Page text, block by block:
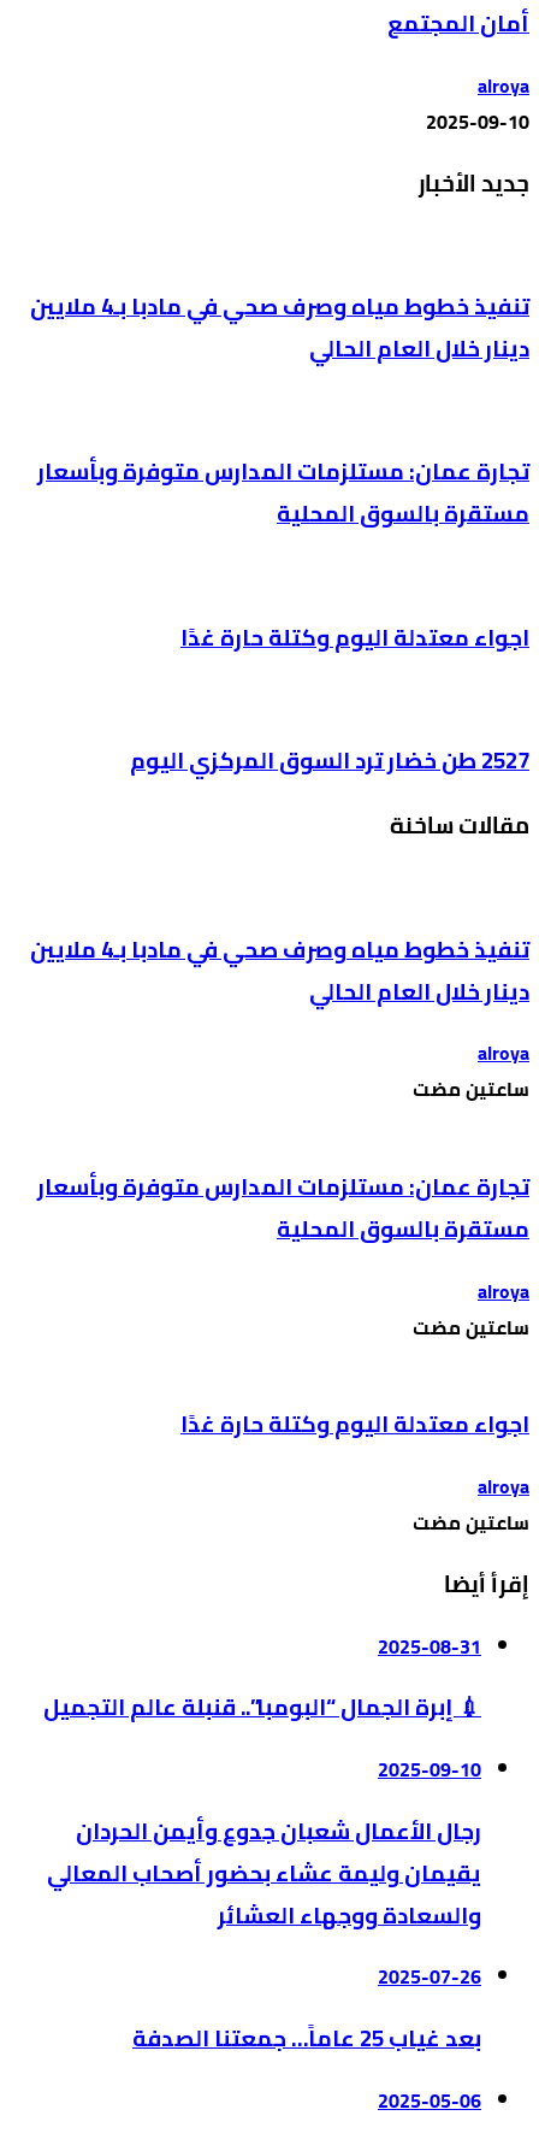
أمان المجتمع
alroya
2025-09-10
جديد الأخبار
تنفيذ خطوط مياه وصرف صحي في مادبا بـ4 ملايين
دينار خلال العام الحالي
تجارة عمان: مستلزمات المدارس متوفرة وبأسعار
مستقرة بالسوق المحلية
اجواء معتدلة اليوم وكتلة حارة غدًا
2527 طن خضار ترد السوق المركزي اليوم
مقالات ساخنة
تنفيذ خطوط مياه وصرف صحي في مادبا بـ4 ملايين
دينار خلال العام الحالي
alroya
‫‫‫‏‫ساعتين مضت‬
تجارة عمان: مستلزمات المدارس متوفرة وبأسعار
مستقرة بالسوق المحلية
alroya
‫‫‫‏‫ساعتين مضت‬
اجواء معتدلة اليوم وكتلة حارة غدًا
alroya
‫‫‫‏‫ساعتين مضت‬
إقرأ أيضا
2025-08-31
💉 إبرة الجمال “البومبا”.. قنبلة عالم التجميل
2025-09-10
رجال الأعمال شعبان جدوع وأيمن الحردان
يقيمان وليمة عشاء بحضور أصحاب المعالي
والسعادة ووجهاء العشائر
2025-07-26
بعد غياب 25 عاماً… جمعتنا الصدفة
2025-05-06